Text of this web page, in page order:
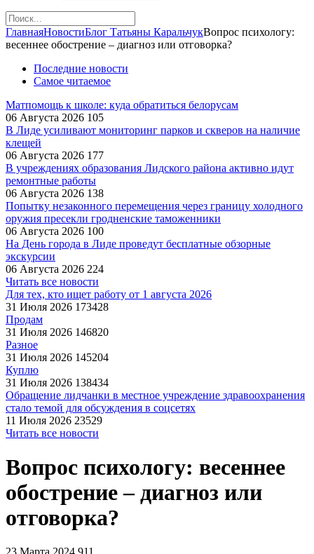
ГлавнаяНовостиБлог Татьяны КаральчукВопрос психологу:
весеннее обострение – диагноз или отговорка?
Последние новости
Самое читаемое
Матпомощь к школе: куда обратиться белорусам
06 Августа 2026 105
В Лиде усиливают мониторинг парков и скверов на наличие
клещей
06 Августа 2026 177
В учреждениях образования Лидского района активно идут
ремонтные работы
06 Августа 2026 138
Попытку незаконного перемещения через границу холодного
оружия пресекли гродненские таможенники
06 Августа 2026 100
На День города в Лиде проведут бесплатные обзорные
экскурсии
06 Августа 2026 224
Читать все новости
Для тех, кто ищет работу от 1 августа 2026
31 Июля 2026 173428
Продам
31 Июля 2026 146820
Разное
31 Июля 2026 145204
Куплю
31 Июля 2026 138434
Обращение лидчанки в местное учреждение здравоохранения
стало темой для обсуждения в соцсетях
11 Июля 2026 23529
Читать все новости
Вопрос психологу: весеннее
обострение – диагноз или
отговорка?
23 Марта 2024 911